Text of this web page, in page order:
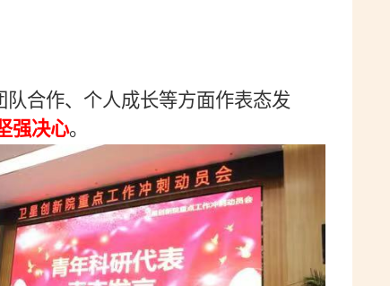
合作、个人成长等方面作表态发
强决心。